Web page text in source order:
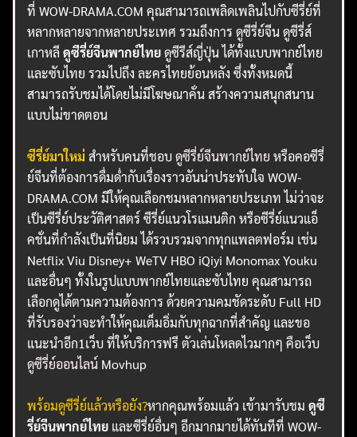
ที่ WOW-DRAMA.COM คุณสามารถเพลิดเพลินไปกับซีรี่ย์ที่
หลากหลายจากหลายประเทศ รวมถึงการ ดูซีรี่ย์จีน ดูซีรี่ส์
เกาหลีดูซีรี่ย์จีนพากย์ไทยดูซีรีส์ญี่ปุ่น ได้ทั้งแบบพากย์ไทย
และซับไทย รวมไปถึง ละครไทยย้อนหลัง ซึ่งทั้งหมดนี้
สามารถรับชมได้โดยไม่มีโฆษณาคั่น สร้างความสนุกสนาน
แบบไม่ขาดตอน
ซีรี่ย์มาใหม่ สำหรับคนที่ชอบดูซีรี่ย์จีนพากย์ไทย หรือคอซีรี่
ย์จีนที่ต้องการดื่มด่ำกับเรื่องราวอันน่าประทับใจ WOW-
DRAMA.COM มีให้คุณเลือกชมหลากหลายประเภท ไม่ว่าจะ
เป็นซีรี่ย์ประวัติศาสตร์ ซีรี่ย์แนวโรแมนติก หรือซีรี่ย์แนวแอ็
คชั่นที่กำลังเป็นที่นิยม ได้รวบรวมจากทุกแพลตฟอร์ม เช่น
Netflix Viu Disney+ WeTV HBO iQiyi Monomax Youku
และอื่นๆ ทั้งในรูปแบบพากย์ไทยและซับไทย คุณสามารถ
เลือกดูได้ตามความต้องการ ด้วยความคมชัดระดับ Full HD
ที่รับรองว่าจะทำให้คุณเต็มอิ่มกับทุกฉากที่สำคัญ และขอ
แนะนำอีก1เว็บ ที่ให้บริการฟรี ตัวเล่นโหลดไวมากๆ คือเว็บ
ดูซีรี่ย์ออนไลน์ Movhup
พร้อมดูซีรี่ย์แล้วหรือยัง?หากคุณพร้อมแล้ว เข้ามารับชมดูซี
รี่ย์จีนพากย์ไทย และซีรี่ย์อื่นๆ อีกมากมายได้ทันทีที่ WOW-